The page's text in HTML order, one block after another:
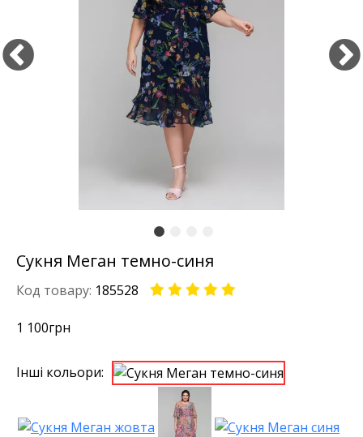
Сукня Меган темно-синя
Код товару: 185528
1 100грн
Інші кольори: